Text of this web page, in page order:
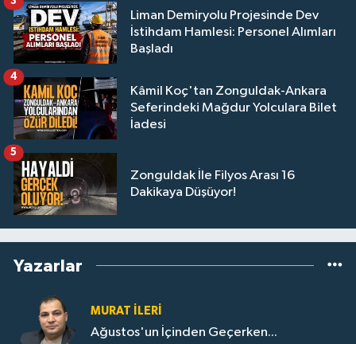
Liman Demiryolu Projesinde Dev
İstihdam Hamlesi: Personel Alımları
Başladı
Kâmil Koç'tan Zonguldak-Ankara
Seferindeki Mağdur Yolculara Bilet
İadesi
4
Zonguldak İle Filyos Arası 16
Dakikaya Düşüyor!
5
Yazarlar
MURAT İLERI
Ağustos'un İçinden Geçerken...